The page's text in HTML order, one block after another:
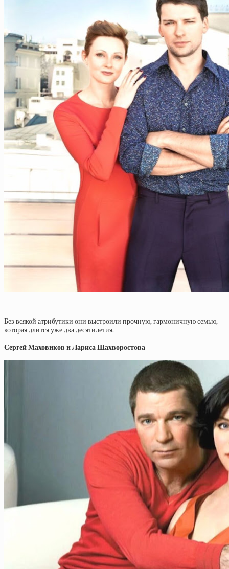
Без всякой атрибутики они выстроили прочную, гармоничную семью,
которая длится уже два десятилетия.
Сергей Маховиков и Лариса Шахворостова